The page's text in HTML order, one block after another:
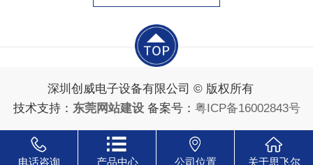
依照空间布局要求任意安排，并在三维空间任
意移动和伸缩，从而达到元器件装配和导线连
深圳创威电子设备有限公司 © 版权所有
技术支持： 东莞网站建设备案号： 粤ICP备16002843号
电话咨询 产品中心 公司位置 关于思飞尔